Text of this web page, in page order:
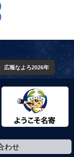
広報なよろ2026年
わせ